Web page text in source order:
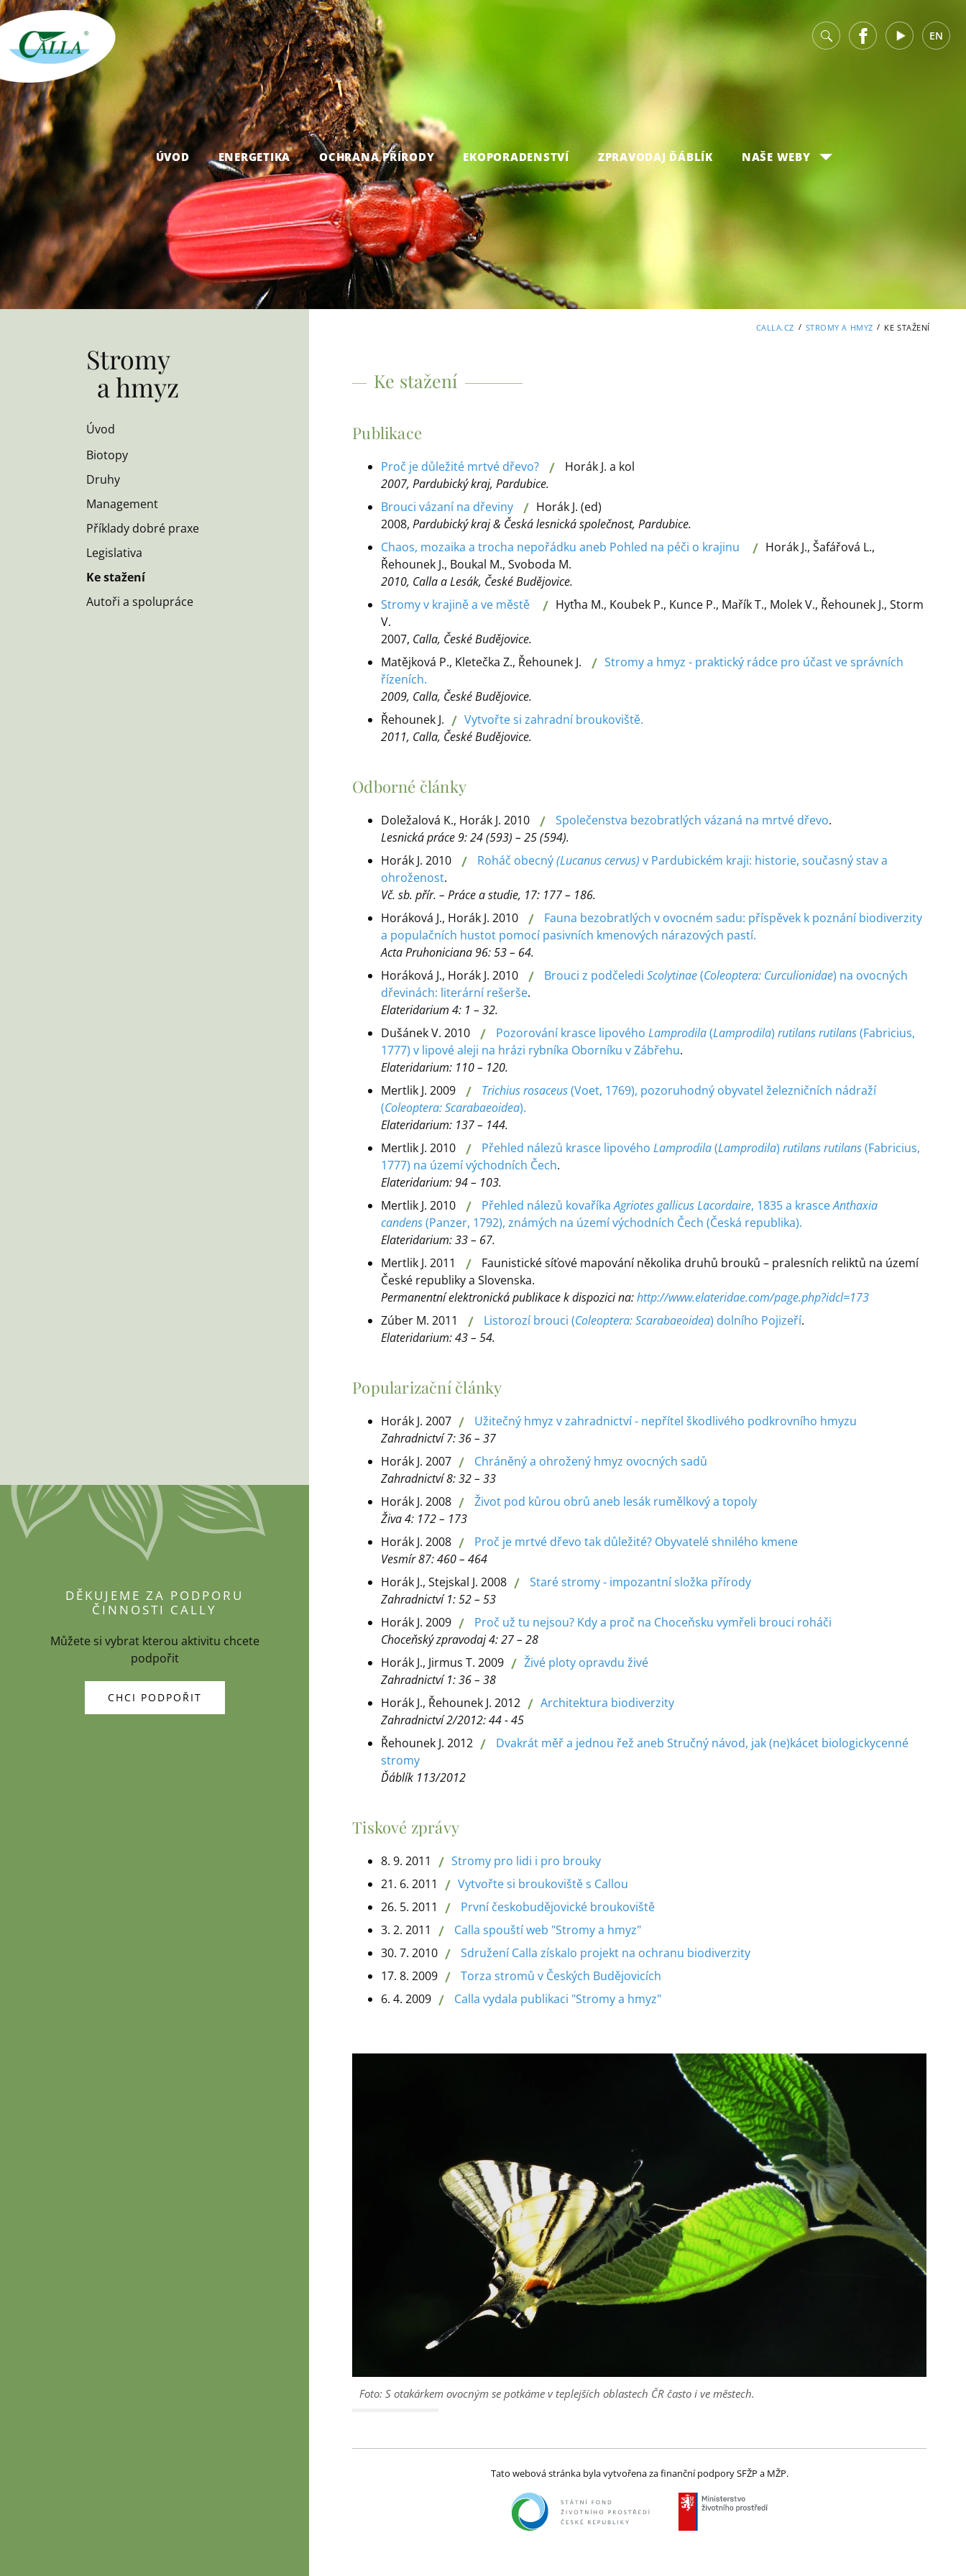
v FacebookYoutube EN
ÚVOD ENERGETIKA OCHRANA PŘÍRODY EKOPORADENSTVÍ ZPRAVODAJ ĎÁBLÍK NAŠE WEBY
CALLA.CZ / STROMY A HMYZ / KE STAŽENÍ
Stromy
a hmyz
Úvod
Biotopy
Druhy
Management
Příklady dobré praxe
Legislativa
Ke stažení
Autoři a spolupráce
Ke stažení
Publikace
Proč je důležité mrtvé dřevo? /
Horák J. a kol
2007, Pardubický kraj, Pardubice.
Brouci vázaní na dřeviny
/ Horák J. (ed)
2008,Pardubický kraj & Česká lesnická společnost, Pardubice.
Chaos, mozaika a trocha nepořádku aneb Pohled na péči o krajinu
/ Horák J., Šafářová L.,
Řehounek J., Boukal M., Svoboda M.
2010, Calla a Lesák, České Budějovice.
Stromy v krajině a ve městě
/ Hyťha M., Koubek P., Kunce P., Mařík T., Molek V., Řehounek J., Storm
V.
2007, Calla, České Budějovice.
Matějková P., Kletečka Z., Řehounek J.
/ Stromy a hmyz - praktický rádce pro účast ve správních
řízeních.
2009, Calla, České Budějovice.
Řehounek J. / Vytvořte si zahradní broukoviště.
2011, Calla, České Budějovice.
Odborné články
Doležalová K., Horák J. 2010 / Společenstva bezobratlých vázaná na mrtvé dřevo.
Lesnická práce 9: 24 (593) – 25 (594).
Horák J. 2010
/ Roháč obecný(Lucanus cervus) v Pardubickém kraji: historie, současný stav a
ohroženost.
Vč. sb. přír. – Práce a studie, 17: 177 – 186.
Horáková J., Horák J. 2010
/
Fauna bezobratlých v ovocném sadu: příspěvek k poznání biodiverzity
a populačních hustot pomocí pasivních kmenových nárazových pastí.
Acta Pruhoniciana 96: 53 – 64.
Horáková J., Horák J. 2010
/ Brouci z podčelediScolytinae(Coleoptera: Curculionidae) na ovocných
dřevinách: literární rešerše.
Elateridarium 4: 1 – 32.
Dušánek V. 2010
/ Pozorování krasce lipovéhoLamprodila(Lamprodila)rutilans rutilans(Fabricius,
1777) v lipové aleji na hrázi rybníka Oborníku v Zábřehu.
Elateridarium: 110 – 120.
Mertlik J. 2009
/ Trichius rosaceus(Voet, 1769), pozoruhodný obyvatel železničních nádraží
(Coleoptera: Scarabaeoidea).
Elateridarium: 137 – 144.
Mertlik J. 2010
/ Přehled nálezů krasce lipovéhoLamprodila(Lamprodila)rutilans rutilans(Fabricius,
1777) na území východních Čech.
Elateridarium: 94 – 103.
Mertlik J. 2010
/ Přehled nálezů kovaříkaAgriotes gallicus Lacordaire, 1835 a krasceAnthaxia
candens(Panzer, 1792), známých na území východních Čech (Česká republika).
Elateridarium: 33 – 67.
Mertlik J. 2011
/
Faunistické síťové mapování několika druhů brouků – pralesních reliktů na území
České republiky a Slovenska.
Permanentní elektronická publikace k dispozici na:http://www.elateridae.com/page.php?idcl=173
Zúber M. 2011
/ Listorozí brouci (Coleoptera: Scarabaeoidea) dolního Pojizeří.
Elateridarium: 43 – 54.
Popularizační články
Horák J. 2007 /
Užitečný hmyz v zahradnictví - nepřítel škodlivého podkrovního hmyzu
Zahradnictví 7: 36 – 37
Horák J. 2007 /
Chráněný a ohrožený hmyz ovocných sadů
Zahradnictví 8: 32 – 33
Horák J. 2008 /
Život pod kůrou obrů aneb lesák rumělkový a topoly
Živa 4: 172 – 173
Horák J. 2008 /
Proč je mrtvé dřevo tak důležité? Obyvatelé shnilého kmene
Vesmír 87: 460 – 464
Horák J., Stejskal J. 2008 /
Staré stromy - impozantní složka přírody
Zahradnictví 1: 52 – 53
Horák J. 2009 /
Proč už tu nejsou? Kdy a proč na Choceňsku vymřeli brouci roháči
Choceňský zpravodaj 4: 27 – 28
Horák J., Jirmus T. 2009 / Živé ploty opravdu živé
Zahradnictví 1: 36 – 38
Horák J., Řehounek J. 2012 / Architektura biodiverzity
Zahradnictví 2/2012: 44 - 45
Řehounek J. 2012 /
Dvakrát měř a jednou řež aneb Stručný návod, jak (ne)kácet biologickycenné
stromy
Ďáblík 113/2012
Tiskové zprávy
8. 9. 2011 / Stromy pro lidi i pro brouky
21. 6. 2011 / Vytvořte si broukoviště s Callou
26. 5. 2011 /
První českobudějovické broukoviště
3. 2. 2011 /
Calla spouští web "Stromy a hmyz"
30. 7. 2010 /
Sdružení Calla získalo projekt na ochranu biodiverzity
17. 8. 2009 /
Torza stromů v Českých Budějovicích
6. 4. 2009 / Calla vydala publikaci "Stromy a hmyz"
Foto: S otakárkem ovocným se potkáme v teplejších oblastech ČR často i ve městech.
Tato webová stránka byla vytvořena za finanční podpory SFŽP a MŽP.
DĚKUJEME ZA PODPORU
ČINNOSTI CALLY
Můžete si vybrat kterou aktivitu chcete
podpořit
CHCI PODPOŘIT